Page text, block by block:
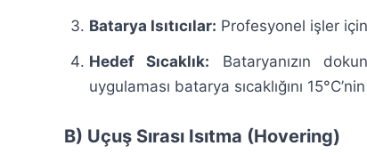
Batarya Isıtıcılar: Profesyonel işler
Hedef Sıcaklık: Bataryanızın
uygulaması batarya sıcaklığını
B) Uçuş Sırası Isıtma (Hovering)